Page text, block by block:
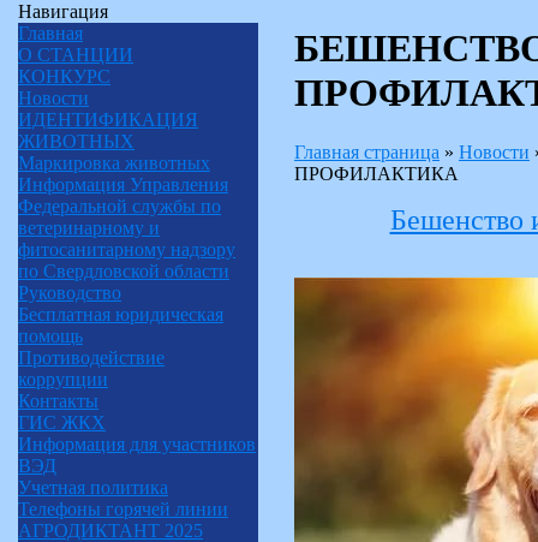
Навигация
Главная
О СТАНЦИИ
КОНКУРС
Новости
ИДЕНТИФИКАЦИЯ
ЖИВОТНЫХ
Маркировка животных
Информация Управления
Федеральной службы по
ветеринарному и
фитосанитарному надзору
по Свердловской области
Руководство
Бесплатная юридическая
помощь
Противодействие
коррупции
Контакты
ГИС ЖКХ
Информация для участников
ВЭД
Учетная политика
Телефоны горячей линии
АГРОДИКТАНТ 2025
Главная страница » Новости
ПРОФИЛАКТИКА
Бешенство